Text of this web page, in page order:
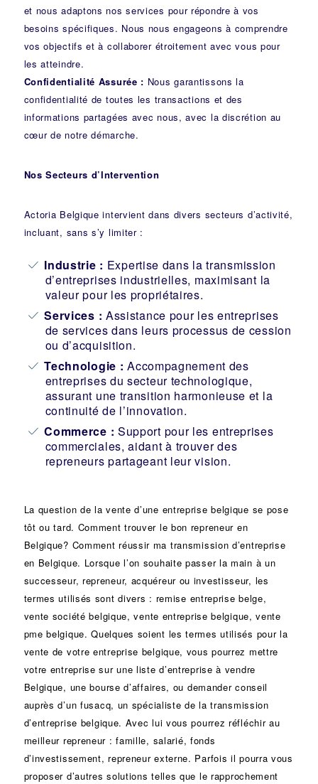
et nous adaptons nos services pour répondre à vos
besoins spécifiques. Nous nous engageons à comprendre
vos objectifs et à collaborer étroitement avec vous pour
les atteindre.
Confidentialité Assurée : Nous garantissons la
confidentialité de toutes les transactions et des
informations partagées avec nous, avec la discrétion au
cœur de notre démarche.
Nos Secteurs d’Intervention
Actoria Belgique intervient dans divers secteurs d’activité,
incluant, sans s’y limiter :
Industrie : Expertise dans la transmission
d’entreprises industrielles, maximisant la
valeur pour les propriétaires.
Services : Assistance pour les entreprises
de services dans leurs processus de cession
ou d’acquisition.
Technologie : Accompagnement des
entreprises du secteur technologique,
assurant une transition harmonieuse et la
continuité de l’innovation.
Commerce : Support pour les entreprises
commerciales, aidant à trouver des
repreneurs partageant leur vision.
La question de la vente d’une entreprise belgique se pose
tôt ou tard. Comment trouver le bon repreneur en
Belgique? Comment réussir ma transmission d’entreprise
en Belgique. Lorsque l’on souhaite passer la main à un
successeur, repreneur, acquéreur ou investisseur, les
termes utilisés sont divers : remise entreprise belge,
vente société belgique, vente entreprise belgique, vente
pme belgique. Quelques soient les termes utilisés pour la
vente de votre entreprise belgique, vous pourrez mettre
votre entreprise sur une liste d’entreprise à vendre
Belgique, unebourse d’affaires, ou demander conseil
auprès d’un fusacq, un spécialiste de latransmission
d’entreprise belgique. Avec lui vous pourrez réfléchir au
meilleur repreneur :famille, salarié, fonds
d’investissement, repreneur externe. Parfois il pourra vous
proposer d’autres solutions telles que le rapprochement